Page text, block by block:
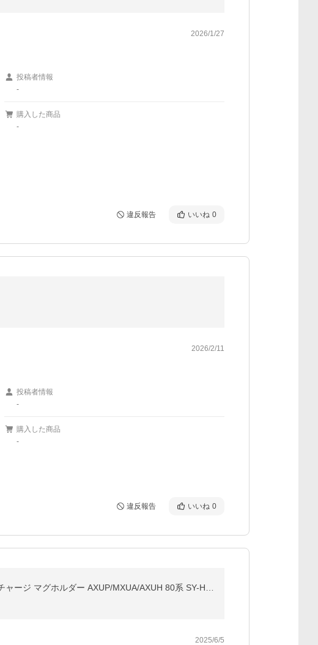
2026/1/27
投稿者情報
-
購入した商品
-
違反報告 いいね 0
2026/2/11
投稿者情報
-
購入した商品
-
違反報告 いいね 0
2025/6/5